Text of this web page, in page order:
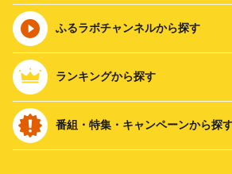
ふるラボチャンネルから探す
ランキングから探す
番組・特集・キャンペーンから探